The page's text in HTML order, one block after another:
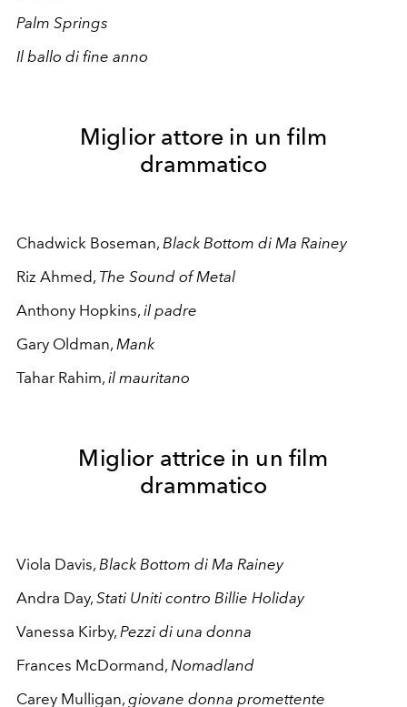
Palm Springs
Il ballo di fine anno
Miglior attore in un film
drammatico
Chadwick Boseman, Black Bottom di Ma Rainey
Riz Ahmed, The Sound of Metal
Anthony Hopkins, il padre
Gary Oldman, Mank
Tahar Rahim, il mauritano
Miglior attrice in un film
drammatico
Viola Davis, Black Bottom di Ma Rainey
Andra Day, Stati Uniti contro Billie Holiday
Vanessa Kirby, Pezzi di una donna
Frances McDormand, Nomadland
Carey Mulligan, giovane donna promettente